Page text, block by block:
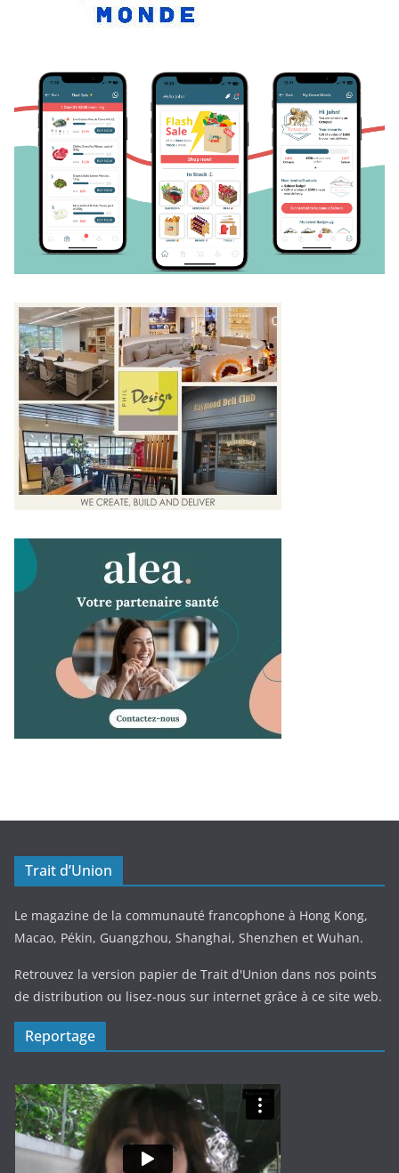
Trait d’Union
Le magazine de la communauté francophone à Hong Kong,
Macao, Pékin, Guangzhou, Shanghai, Shenzhen et Wuhan.
Retrouvez la version papier de Trait d'Union dans nos points
de distribution ou lisez-nous sur internet grâce à ce site web.
Reportage